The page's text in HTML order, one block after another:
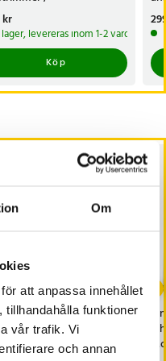
Om
att anpassa innehållet
tillhandahålla funktioner
vår trafik. Vi
och annan
/
:179 kr
kr
lager, levereras inom 1-2 vardagar
Köp
Pizzasten